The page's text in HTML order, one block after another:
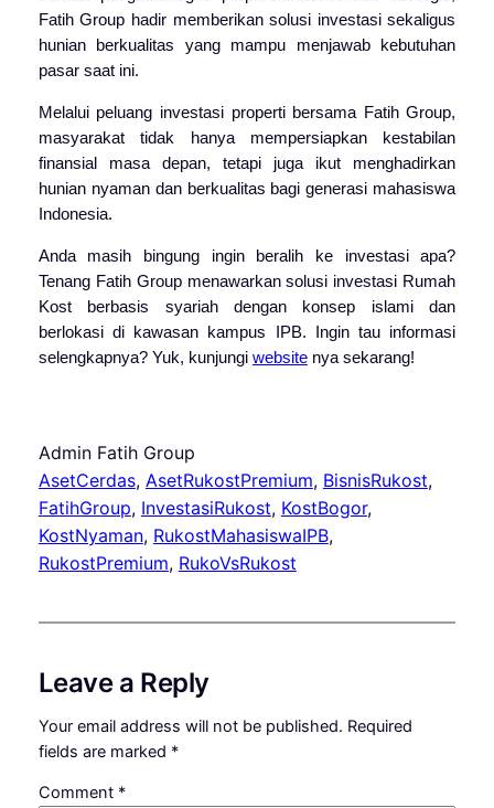
Fatih Group hadir memberikan solusi investasi sekaligus
hunian berkualitas yang mampu menjawab kebutuhan
pasar saat ini.
Melalui peluang investasi properti bersama Fatih Group,
masyarakat tidak hanya mempersiapkan kestabilan
finansial masa depan, tetapi juga ikut menghadirkan
hunian nyaman dan berkualitas bagi generasi mahasiswa
Indonesia.
Anda masih bingung ingin beralih ke investasi apa?
Tenang Fatih Group menawarkan solusi investasi Rumah
Kost berbasis syariah dengan konsep islami dan
berlokasi di kawasan kampus IPB. Ingin tau informasi
selengkapnya? Yuk, kunjungi websitenya sekarang!
Admin Fatih Group
AsetCerdas, AsetRukostPremium, BisnisRukost ,
FatihGroup, InvestasiRukost, KostBogor ,
KostNyaman, RukostMahasiswaIPB ,
RukostPremium, RukoVsRukost
Leave a Reply
Your email address will not be published. Required
fields are marked *
Comment *